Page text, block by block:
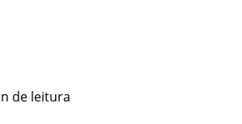
de leitura